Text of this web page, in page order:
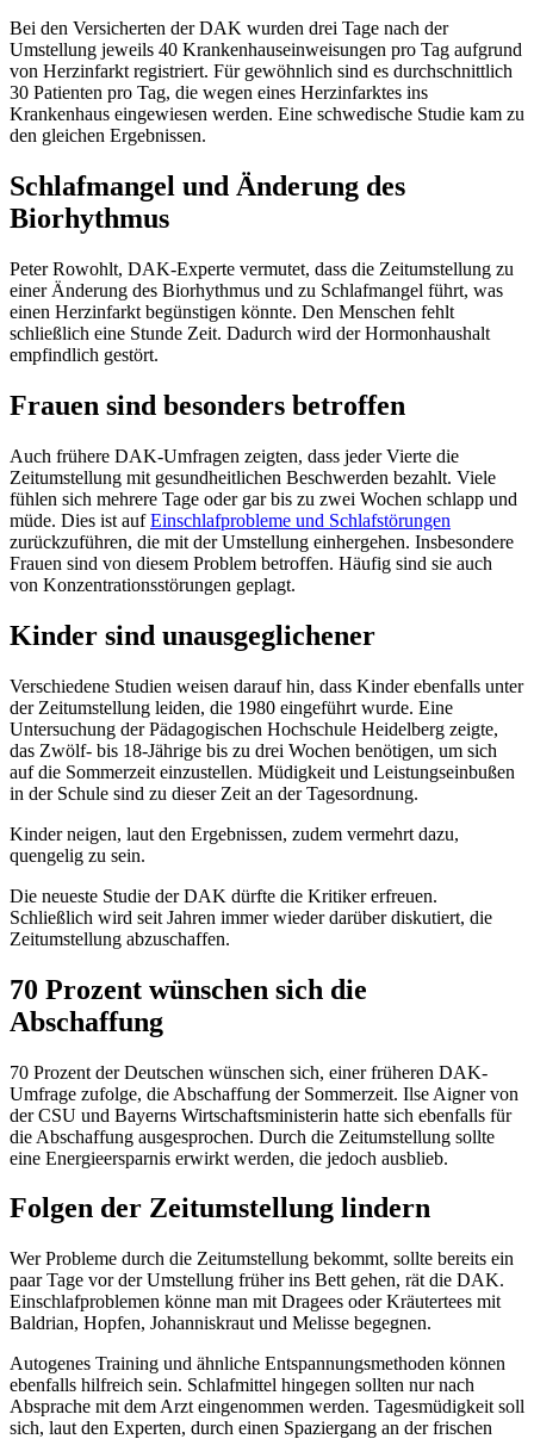
Bei den Versicherten der DAK wurden drei Tage nach der
Umstellung jeweils 40 Krankenhauseinweisungen pro Tag aufgrund
von Herzinfarkt registriert. Für gewöhnlich sind es durchschnittlich
30 Patienten pro Tag, die wegen eines Herzinfarktes ins
Krankenhaus eingewiesen werden. Eine schwedische Studie kam zu
den gleichen Ergebnissen.
Schlafmangel und Änderung des
Biorhythmus
Peter Rowohlt, DAK-Experte vermutet, dass die Zeitumstellung zu
einer Änderung des Biorhythmus und zu Schlafmangel führt, was
einen Herzinfarkt begünstigen könnte. Den Menschen fehlt
schließlich eine Stunde Zeit. Dadurch wird der Hormonhaushalt
empfindlich gestört.
Frauen sind besonders betroffen
Auch frühere DAK-Umfragen zeigten, dass jeder Vierte die
Zeitumstellung mit gesundheitlichen Beschwerden bezahlt. Viele
fühlen sich mehrere Tage oder gar bis zu zwei Wochen schlapp und
müde. Dies ist aufEinschlafprobleme und Schlafstörungen
zurückzuführen, die mit der Umstellung einhergehen. Insbesondere
Frauen sind von diesem Problem betroffen. Häufig sind sie auch
von Konzentrationsstörungen geplagt.
Kinder sind unausgeglichener
Verschiedene Studien weisen darauf hin, dass Kinder ebenfalls unter
der Zeitumstellung leiden, die 1980 eingeführt wurde. Eine
Untersuchung der Pädagogischen Hochschule Heidelberg zeigte,
das Zwölf- bis 18-Jährige bis zu drei Wochen benötigen, um sich
auf die Sommerzeit einzustellen. Müdigkeit und Leistungseinbußen
in der Schule sind zu dieser Zeit an der Tagesordnung.
Kinder neigen, laut den Ergebnissen, zudem vermehrt dazu,
quengelig zu sein.
Die neueste Studie der DAK dürfte die Kritiker erfreuen.
Schließlich wird seit Jahren immer wieder darüber diskutiert, die
Zeitumstellung abzuschaffen.
70 Prozent wünschen sich die
Abschaffung
70 Prozent der Deutschen wünschen sich, einer früheren DAK-
Umfrage zufolge, die Abschaffung der Sommerzeit. Ilse Aigner von
der CSU und Bayerns Wirtschaftsministerin hatte sich ebenfalls für
die Abschaffung ausgesprochen. Durch die Zeitumstellung sollte
eine Energieersparnis erwirkt werden, die jedoch ausblieb.
Folgen der Zeitumstellung lindern
Wer Probleme durch die Zeitumstellung bekommt, sollte bereits ein
paar Tage vor der Umstellung früher ins Bett gehen, rät die DAK.
Einschlafproblemen könne man mit Dragees oder Kräutertees mit
Baldrian, Hopfen, Johanniskraut und Melisse begegnen.
Autogenes Training und ähnliche Entspannungsmethoden können
ebenfalls hilfreich sein. Schlafmittel hingegen sollten nur nach
Absprache mit dem Arzt eingenommen werden. Tagesmüdigkeit soll
sich, laut den Experten, durch einen Spaziergang an der frischen